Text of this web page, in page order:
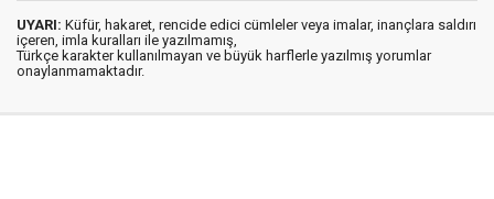
UYARI: Küfür, hakaret, rencide edici cümleler veya imalar, inançlara saldırı
içeren, imla kuralları ile yazılmamış,
Türkçe karakter kullanılmayan ve büyük harflerle yazılmış yorumlar
onaylanmamaktadır.